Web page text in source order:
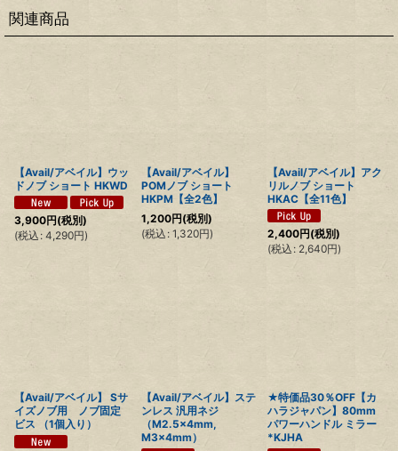
関連商品
【Avail/アベイル】ウッ
ドノブ ショート HKWD
3,900円(税別)
(税込 : 4,290円)
【Avail/アベイル】
POMノブ ショート
HKPM【全2色】
1,200円(税別)
(税込 : 1,320円)
【Avail/アベイル】アク
リルノブ ショート
HKAC【全11色】
2,400円(税別)
(税込 : 2,640円)
【Avail/アベイル】 Sサ
イズノブ用 ノブ固定
ビス （1個入り）
【Avail/アベイル】ステ
ンレス 汎用ネジ
（M2.5×4mm,
M3×4mm）
★特価品30％OFF【カ
ハラジャパン】80mm
パワーハンドル ミラー
*KJHA